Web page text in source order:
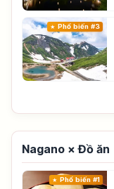
Phổ biến #3
Nagano × Đồ ăn
Phổ biến #1